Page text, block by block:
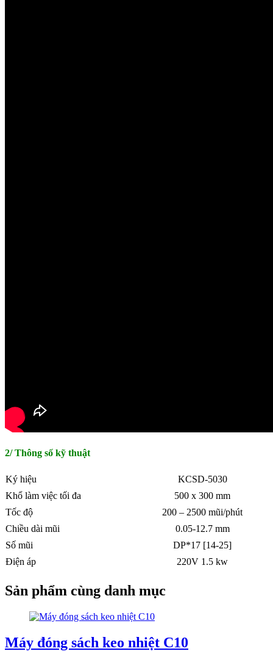
2/ Thông số kỹ thuật
Ký hiệu
KCSD-5030
Khổ làm việc tối đa
500 x 300 mm
Tốc độ
200 – 2500 mũi/phút
Chiều dài mũi
0.05-12.7 mm
Số mũi
DP*17 [14-25]
Điện áp
220V 1.5 kw
Sản phẩm cùng danh mục
Máy đóng sách keo nhiệt C10